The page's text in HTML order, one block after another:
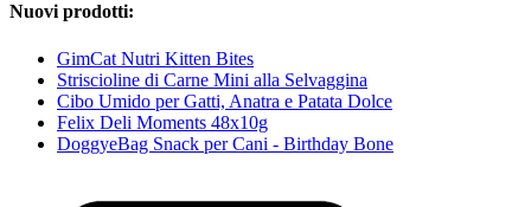
Nuovi prodotti:
GimCat Nutri Kitten Bites
Striscioline di Carne Mini alla Selvaggina
Cibo Umido per Gatti, Anatra e Patata Dolce
Felix Deli Moments 48x10g
DoggyeBag Snack per Cani - Birthday Bone